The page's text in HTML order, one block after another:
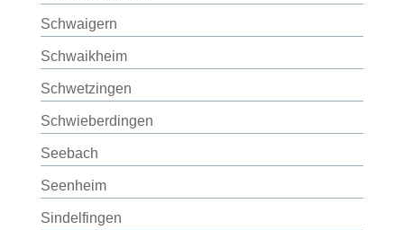
Schwaigern
Schwaikheim
Schwetzingen
Schwieberdingen
Seebach
Seenheim
Sindelfingen